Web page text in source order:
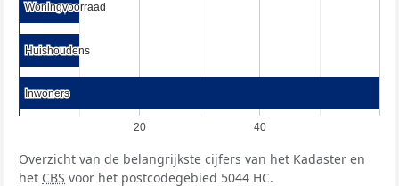
20 40
Woningvoorraad
Woningvoorraad
Huishoudens
Huishoudens
Inwoners
Inwoners
Overzicht van de belangrijkste cijfers van het Kadaster en
het CBS voor het postcodegebied 5044 HC.